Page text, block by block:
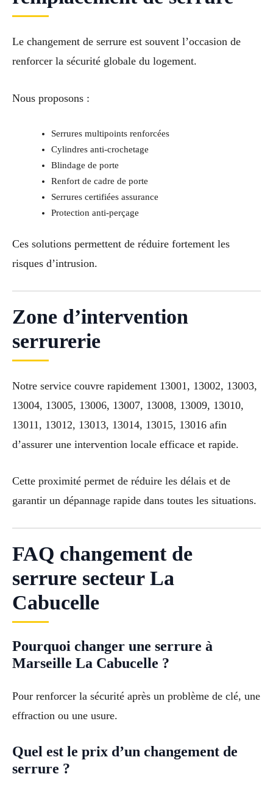
Le changement de serrure est souvent l’occasion de
renforcer la sécurité globale du logement.
Nous proposons :
Serrures multipoints renforcées
Cylindres anti-crochetage
Blindage de porte
Renfort de cadre de porte
Serrures certifiées assurance
Protection anti-perçage
Ces solutions permettent de réduire fortement les
risques d’intrusion.
Zone d’intervention
serrurerie
Notre service couvre rapidement 13001, 13002, 13003,
13004, 13005, 13006, 13007, 13008, 13009, 13010,
13011, 13012, 13013, 13014, 13015, 13016 afin
d’assurer une intervention locale efficace et rapide.
Cette proximité permet de réduire les délais et de
garantir un dépannage rapide dans toutes les situations.
FAQ changement de
serrure secteur La
Cabucelle
Pourquoi changer une serrure à
Marseille La Cabucelle ?
Pour renforcer la sécurité après un problème de clé, une
effraction ou une usure.
Quel est le prix d’un changement de
serrure ?